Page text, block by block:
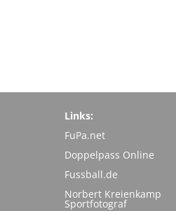
Links:
FuPa.net
Doppelpass Online
Fussball.de
Norbert Kreienkamp
Sportfotograf